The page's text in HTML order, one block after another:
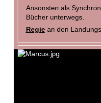
Ansonsten als
Bücher unterwegs.
Regiean den